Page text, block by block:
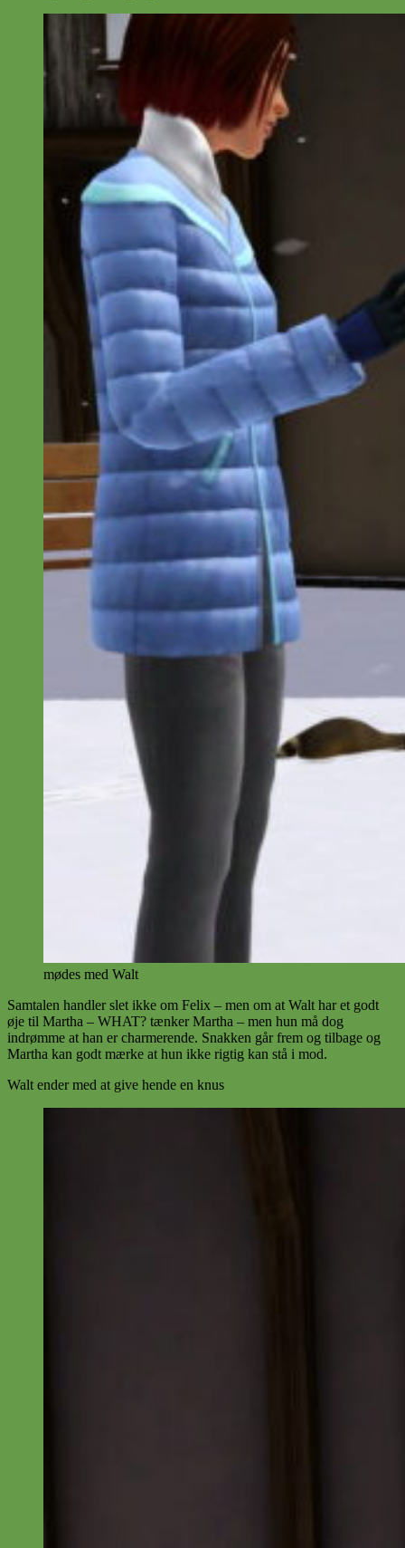
mødes med Walt
Samtalen handler slet ikke om Felix – men om at Walt har et godt
øje til Martha – WHAT? tænker Martha – men hun må dog
indrømme at han er charmerende. Snakken går frem og tilbage og
Martha kan godt mærke at hun ikke rigtig kan stå i mod.
Walt ender med at give hende en knus